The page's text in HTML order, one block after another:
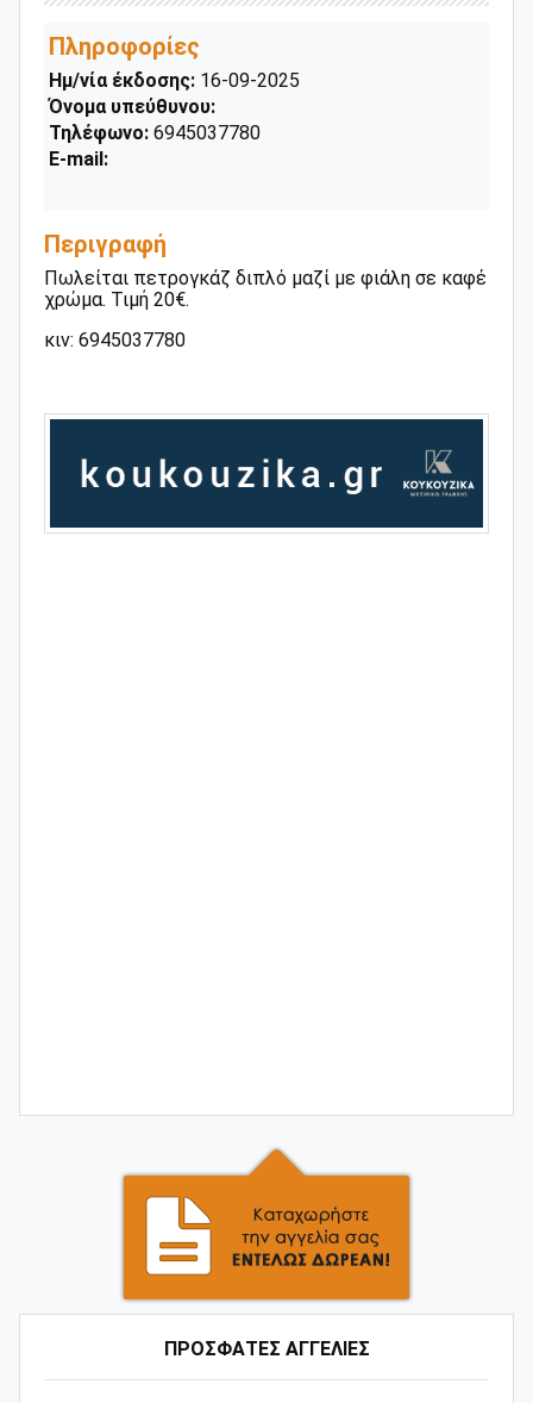
ΠΡΟΣΦΑΤΕΣ ΑΓΓΕΛΙΕΣ
Πληροφορίες
Ημ/νία έκδοσης: 16-09-2025
Όνομα υπεύθυνου:
Τηλέφωνο: 6945037780
E-mail:
Περιγραφή
Πωλείται πετρογκάζ διπλό μαζί με φιάλη σε καφέ
χρώμα. Τιμή 20€.
κιν: 6945037780